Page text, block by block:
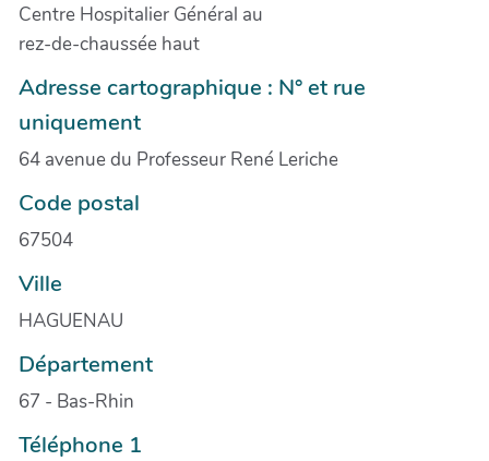
Centre Hospitalier Général au
rez-de-chaussée haut
Adresse cartographique : N° et rue
uniquement
64 avenue du Professeur René Leriche
Code postal
67504
Ville
HAGUENAU
Département
67 - Bas-Rhin
Téléphone 1